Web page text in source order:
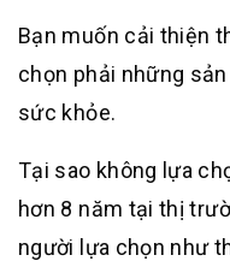
Bạn muốn cải thiện
chọn phải những
sức khỏe.
Tại sao không lựa
hơn 8 năm tại thị
người lựa chọn như